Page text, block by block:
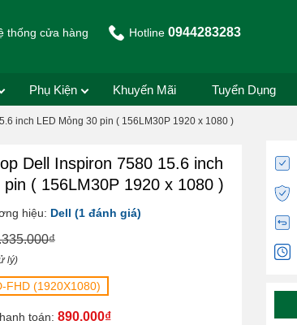
thống cửa hàng Hotline0944283283
Phụ Kiện Khuyến Mãi Tuyển Dụng
inch LED Mỏng 30 pin ( 156LM30P 1920 x 1080 )
Dell Inspiron 7580 15.6 inch
( 156LM30P 1920 x 1080 )
hiệu: Dell (1 đánh giá)
lý)
FHD (1920X1080)
toán: 890.000₫